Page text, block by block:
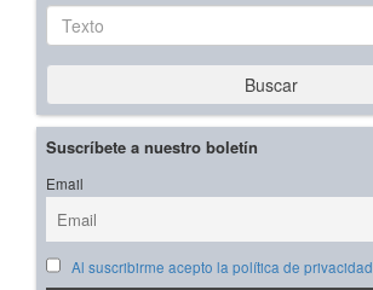
Texto
Buscar
Suscríbete a nuestro boletín
Email
Al suscribirme acepto la política de privacidad